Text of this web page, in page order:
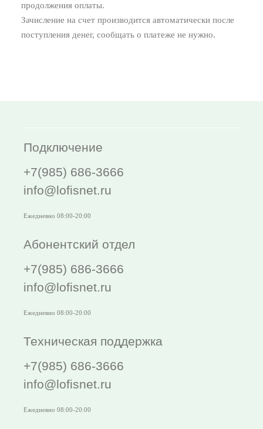
продолжения оплаты.
Зачисление на счет производится автоматически после
поступления денег, сообщать о платеже не нужно.
Подключение
+7(985) 686-3666
info@lofisnet.ru
Ежедневно 08:00-20:00
Абонентский отдел
+7(985) 686-3666
info@lofisnet.ru
Ежедневно 08:00-20:00
Техническая поддержка
+7(985) 686-3666
info@lofisnet.ru
Ежедневно 08:00-20:00